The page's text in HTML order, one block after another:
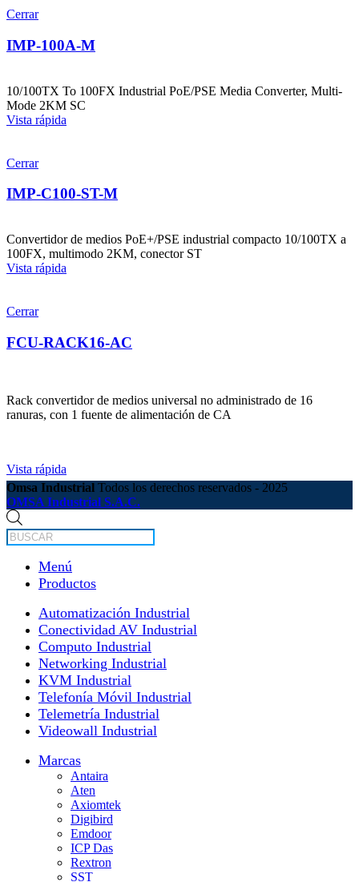
Cerrar
IMP-100A-M
10/100TX To 100FX Industrial PoE/PSE Media Converter, Multi-
Mode 2KM SC
Vista rápida
Cerrar
IMP-C100-ST-M
Convertidor de medios PoE+/PSE industrial compacto 10/100TX a
100FX, multimodo 2KM, conector ST
Vista rápida
Cerrar
FCU-RACK16-AC
Rack convertidor de medios universal no administrado de 16
ranuras, con 1 fuente de alimentación de CA
Vista rápida
Omsa Industrial Todos los derechos reservados - 2025
OMSA Industrial S.A.C.
de
productos
Menú
Productos
Automatización Industrial
Conectividad AV Industrial
Computo Industrial
Networking Industrial
KVM Industrial
Telefonía Móvil Industrial
Telemetría Industrial
Videowall Industrial
Marcas
Antaira
Aten
Axiomtek
Digibird
Emdoor
ICP Das
Rextron
SST